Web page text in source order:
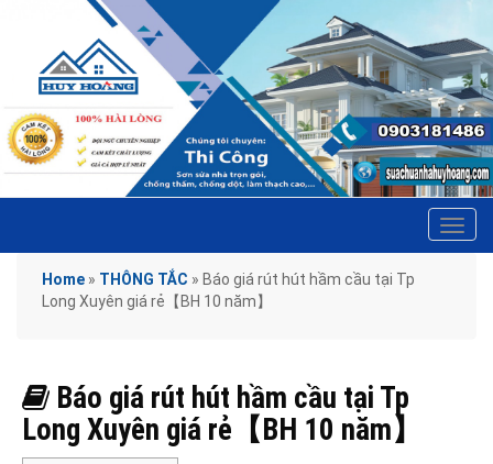
Home » THÔNG TẮC » Báo giá rút hút hầm cầu tại Tp
Long Xuyên giá rẻ【BH 10 năm】
Báo giá rút hút hầm cầu tại Tp
Long Xuyên giá rẻ【BH 10 năm】